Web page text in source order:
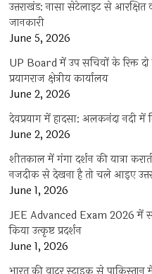
उत्तराखंड: नासा सेटेलाइट से
जानकारी
June 5, 2026
UP Board में उप सचिवों के रिक्त दो
प्रयागराज क्षेत्रीय कार्यालय
June 2, 2026
देवप्रयाग में हादसा: अलकनंदा नदी में
June 2, 2026
शीतकाल में गंगा दर्शन की यात्रा
नजदीक से देखना है तो चले आइए
June 1, 2026
JEE Advanced Exam 2026 में
किया उत्कृष्ट प्रदर्शन
June 1, 2026